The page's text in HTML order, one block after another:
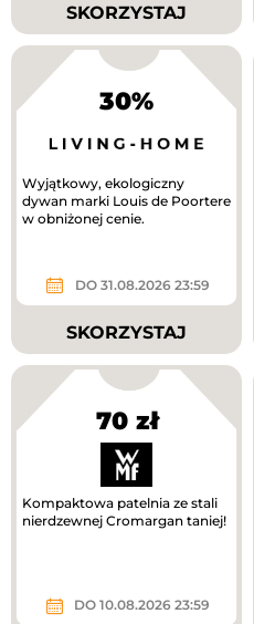
SKORZYSTAJ
30%
Wyjątkowy, ekologiczny
dywan marki Louis de Poortere
w obniżonej cenie.
DO 31.08.2026 23:59
SKORZYSTAJ
70 zł
Kompaktowa patelnia ze stali
nierdzewnej Cromargan taniej!
DO 10.08.2026 23:59